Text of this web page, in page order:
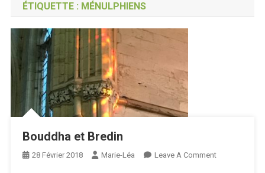
ÉTIQUETTE : MÉNULPHIENS
Bouddha et Bredin
28 Février 2018 Marie-Léa Leave A CommentOn